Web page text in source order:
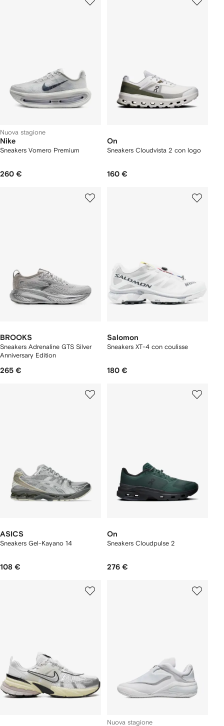
Nuova stagione
Nike
Sneakers Vomero Premium
260 €
On
Sneakers Cloudvista 2 con logo
160 €
BROOKS
Sneakers Adrenaline GTS Silver
Anniversary Edition
265 €
Salomon
Sneakers XT-4 con coulisse
180 €
ASICS
Sneakers Gel-Kayano 14
108 €
On
Sneakers Cloudpulse 2
276 €
Nuova stagione